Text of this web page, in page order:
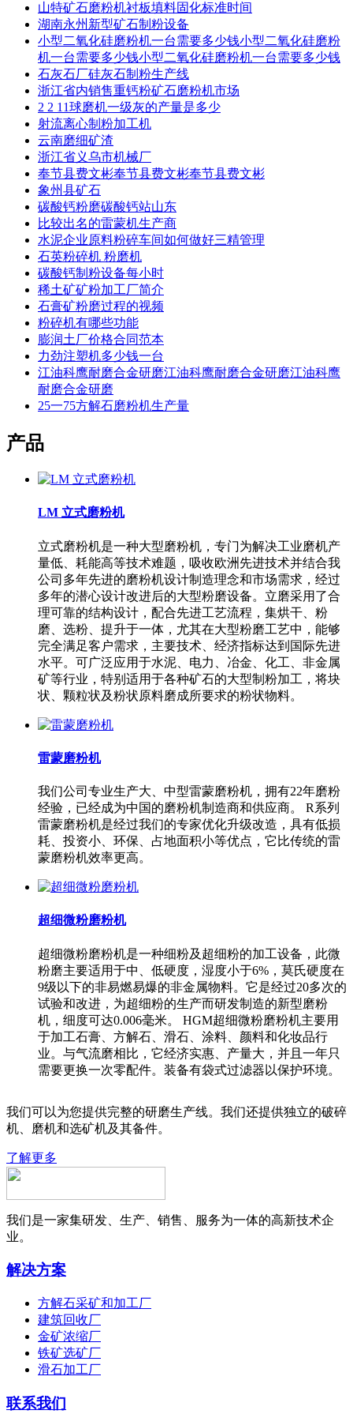
山特矿石磨粉机衬板填料固化标准时间
湖南永州新型矿石制粉设备
小型二氧化硅磨粉机一台需要多少钱小型二氧化硅磨粉
机一台需要多少钱小型二氧化硅磨粉机一台需要多少钱
石灰石厂硅灰石制粉生产线
浙江省内销售重钙粉矿石磨粉机市场
2 2 11球磨机一级灰的产量是多少
射流离心制粉加工机
云南磨细矿渣
浙江省义乌市机械厂
奉节县费文彬奉节县费文彬奉节县费文彬
象州县矿石
碳酸钙粉磨碳酸钙站山东
比较出名的雷蒙机生产商
水泥企业原料粉碎车间如何做好三精管理
石英粉碎机 粉磨机
碳酸钙制粉设备每小时
稀土矿矿粉加工厂简介
石膏矿粉磨过程的视频
粉碎机有哪些功能
膨润土厂价格合同范本
力劲注塑机多少钱一台
江油科鹰耐磨合金研磨江油科鹰耐磨合金研磨江油科鹰
耐磨合金研磨
25一75方解石磨粉机生产量
产品
LM 立式磨粉机
立式磨粉机是一种大型磨粉机，专门为解决工业磨机产
量低、耗能高等技术难题，吸收欧洲先进技术并结合我
公司多年先进的磨粉机设计制造理念和市场需求，经过
多年的潜心设计改进后的大型粉磨设备。立磨采用了合
理可靠的结构设计，配合先进工艺流程，集烘干、粉
磨、选粉、提升于一体，尤其在大型粉磨工艺中，能够
完全满足客户需求，主要技术、经济指标达到国际先进
水平。可广泛应用于水泥、电力、冶金、化工、非金属
矿等行业，特别适用于各种矿石的大型制粉加工，将块
状、颗粒状及粉状原料磨成所要求的粉状物料。
雷蒙磨粉机
我们公司专业生产大、中型雷蒙磨粉机，拥有22年磨粉
经验，已经成为中国的磨粉机制造商和供应商。 R系列
雷蒙磨粉机是经过我们的专家优化升级改造，具有低损
耗、投资小、环保、占地面积小等优点，它比传统的雷
蒙磨粉机效率更高。
超细微粉磨粉机
超细微粉磨粉机是一种细粉及超细粉的加工设备，此微
粉磨主要适用于中、低硬度，湿度小于6%，莫氏硬度在
9级以下的非易燃易爆的非金属物料。它是经过20多次的
试验和改进，为超细粉的生产而研发制造的新型磨粉
机，细度可达0.006毫米。 HGM超细微粉磨粉机主要用
于加工石膏、方解石、滑石、涂料、颜料和化妆品行
业。与气流磨相比，它经济实惠、产量大，并且一年只
需要更换一次零配件。装备有袋式过滤器以保护环境。
我们可以为您提供完整的研磨生产线。我们还提供独立的破碎
机、磨机和选矿机及其备件。
了解更多
我们是一家集研发、生产、销售、服务为一体的高新技术企
业。
解决方案
方解石采矿和加工厂
建筑回收厂
金矿浓缩厂
铁矿选矿厂
滑石加工厂
联系我们